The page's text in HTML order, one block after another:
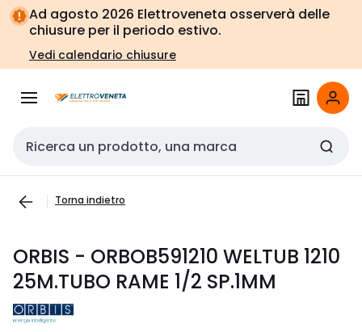
Vai alla
navigazione
Vai
alla
pagina
Ad agosto 2026 Elettroveneta osserverà delle
chiusure per il periodo estivo.
Vedi calendario chiusure
Cerca input
Torna indietro
ORBIS - ORBOB591210 WELTUB 1210
25M.TUBO RAME 1/2 SP.1MM